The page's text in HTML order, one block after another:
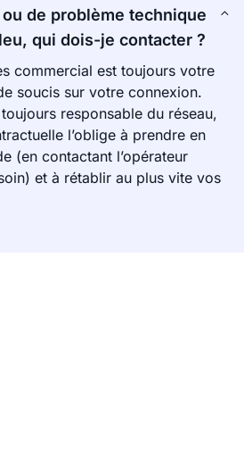
de problème technique
qui dois-je contacter ?
commercial est toujours votre
soucis sur votre connexion.
responsable du réseau,
l’oblige à prendre en
(en contactant l’opérateur
et à rétablir au plus vite vos